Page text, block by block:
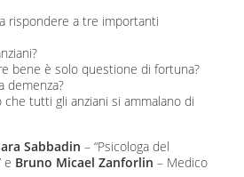
rispondere a tre importanti
bene è solo questione di fortuna?
demenza?
che tutti gli anziani si ammalano di
Sabbadin – “Psicologa del
e Bruno Micael Zanforlin – Medico